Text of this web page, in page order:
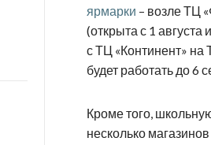
ярмарки – возле ТЦ
(открыта с 1 августа
с ТЦ «Континент» на
будет работать до 6
Кроме того,
несколько